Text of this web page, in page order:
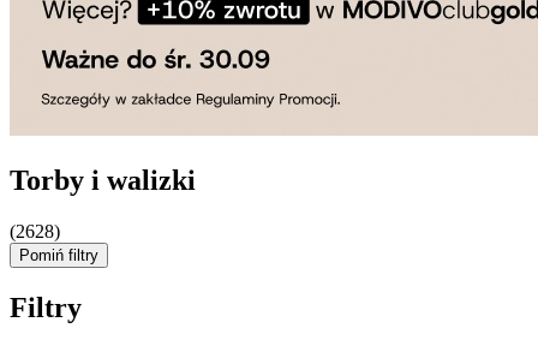
Torby i walizki
(2628)
Pomiń filtry
Filtry